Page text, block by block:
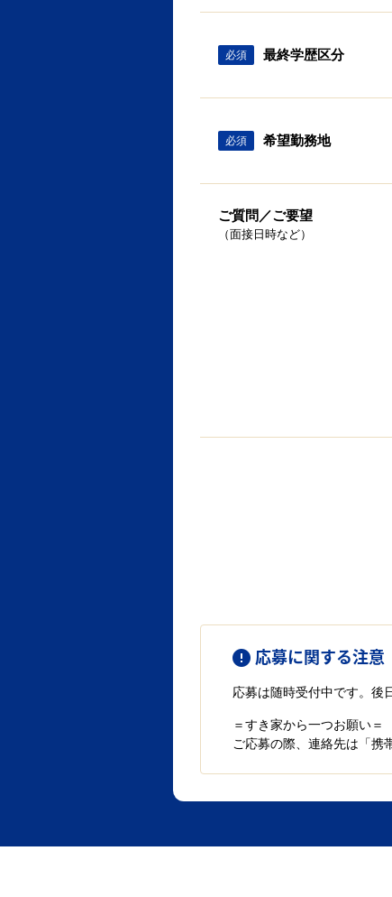
必須 最終学歴区分
必須 希望勤務地
ご質問／ご要望
（面接日時など）
応募に関する注意
応募は随時受付中です。後
＝すき家から一つお願い＝
ご応募の際、連絡先は「携